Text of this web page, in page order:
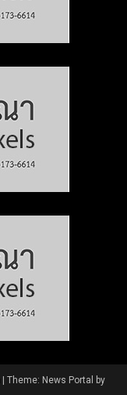
Theme: News Portal by